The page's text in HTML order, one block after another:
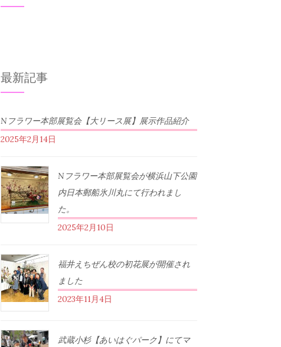
最新記事
Nフラワー本部展覧会【大リース展】展示作品紹介
2025年2月14日
Nフラワー本部展覧会が横浜山下公園
内日本郵船氷川丸にて行われまし
た。
2025年2月10日
福井えちぜん校の初花展が開催され
ました
2023年11月4日
武蔵小杉【あいはぐパーク】にてマ